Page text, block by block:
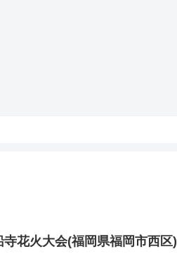
寺花火大会(福岡県福岡市西区)